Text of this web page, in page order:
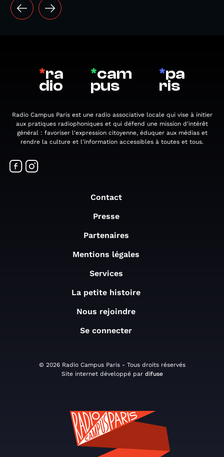
*ra
dio
*cam
pus
*pa
ris
Radio Campus Paris est une radio associative locale qui vise à initier
aux pratiques radiophoniques et qui défend une mission d'intérêt
général : favoriser l'expression citoyenne, éduquer aux médias et
rendre la culture et l'information accessibles à toutes et tous.
Contact
Presse
Partenaires
Mentions légales
Services
La petite histoire
Nous rejoindre
Se connecter
© 2026 Radio Campus Paris - Tous droits réservés
Site internet développé par difuse